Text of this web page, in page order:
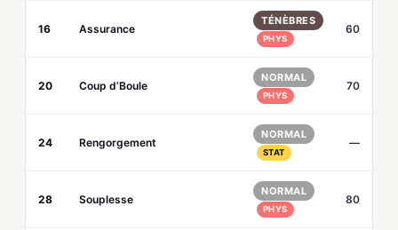
16 Assurance
TÉNÈBRES
PHYS
60
20 Coup d’Boule
NORMAL
PHYS
70
24 Rengorgement
NORMAL
STAT
—
28 Souplesse
NORMAL
PHYS
80